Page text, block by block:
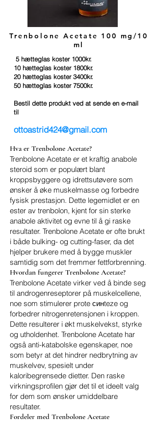
Trenbolone Acetate 100 mg/10
ml
5 hætteglas koster 1000kr.
10 hætteglas koster 1800kr.
20 hætteglas koster 3400kr.
50 hætteglas koster 7500kr.
Bestil dette produkt ved at sende en e-mail
til
ottoastrid424@gmail.com
Hva er Trenbolone Acetate?
Trenbolone Acetate er et kraftig anabole
steroid som er populært blant
kroppsbyggere og idrettsutøvere som
ønsker å øke muskelmasse og forbedre
fysisk prestasjon. Dette legemidlet er en
ester av trenbolon, kjent for sin sterke
anabole aktivitet og evne til å gi raske
resultater. Trenbolone Acetate er ofte brukt
i både bulking- og cutting-faser, da det
hjelper brukere med å bygge muskler
samtidig som det fremmer fettforbrenning.
Hvordan fungerer Trenbolone Acetate?
Trenbolone Acetate virker ved å binde seg
til androgenreseptorer på muskelcellene,
noe som stimulerer prote синteze og
forbedrer nitrogenretensjonen i kroppen.
Dette resulterer i økt muskelvekst, styrke
og utholdenhet. Trenbolone Acetate har
også anti-katabolske egenskaper, noe
som betyr at det hindrer nedbrytning av
muskelvev, spesielt under
kaloribegrensede dietter. Den raske
virkningsprofilen gjør det til et ideelt valg
for dem som ønsker umiddelbare
resultater.
Fordeler med Trenbolone Acetate